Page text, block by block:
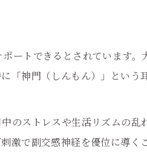
ートできるとされています。
「神門（しんもん）」という
のストレスや生活リズムの乱
激で副交感神経を優位に導く